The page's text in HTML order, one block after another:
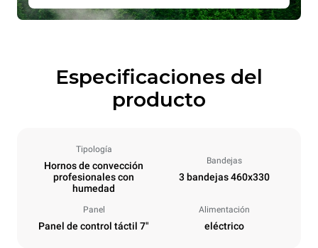
Especificaciones del
producto
Tipología
Hornos de convección
profesionales con
humedad
Bandejas
3 bandejas 460x330
Panel
Panel de control táctil 7"
Alimentación
eléctrico